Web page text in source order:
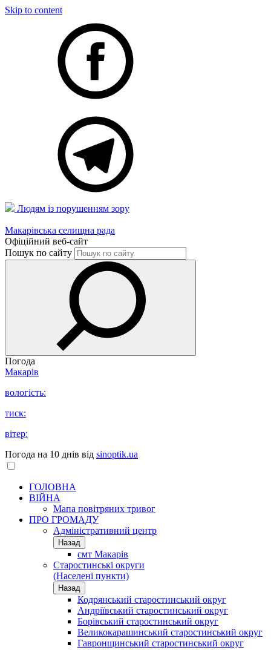
Skip to content
Людям із порушенням зору
Макарівська селищна рада
Офіційний веб-сайт
Пошук по сайту
Погода
Макарів
вологість:
тиск:
вітер:
Погода на 10 днів від sinoptik.ua
ГОЛОВНА
ВІЙНА
Мапа повітряних тривог
ПРО ГРОМАДУ
Aдміністративний центр
Назад
смт Макарів
Старостинські округи
(Населені пункти)
Назад
Кодрянський старостинський округ
Андріївський старостинський округ
Борівський старостинський округ
Великокарашинський старостинський округ
Гавронщинський старостинський округ